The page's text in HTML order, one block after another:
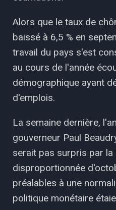
Alors que le taux de
baissé à 6,5 % en
travail du pays s'est
au cours de l'année
démographique ayant
d'emplois.
La semaine dernière,
gouverneur Paul
serait pas surpris par la
disproportionnée
préalables à une
politique monétaire